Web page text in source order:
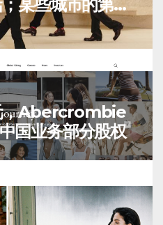
某些城市的第
值
，Abercrombie
国业务部分股权